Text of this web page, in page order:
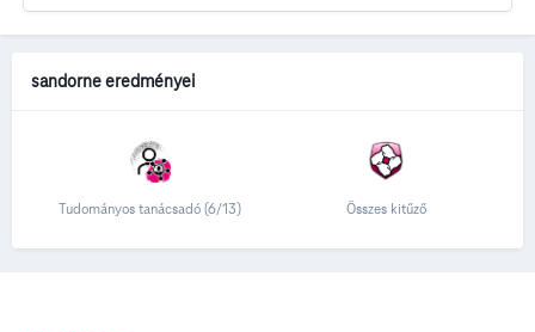
sandorne eredményei
Tudományos tanácsadó (6/13) Összes kitűző